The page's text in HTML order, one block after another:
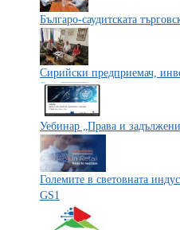
Българо-саудитската
Сирийски предприемач,
Уебинар „Права и
Големите в световната
GS1